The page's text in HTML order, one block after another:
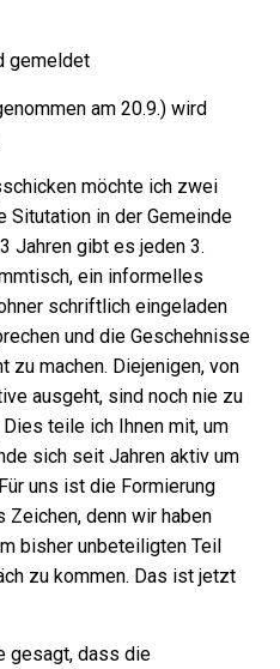
gemeldet
am 20.9.) wird
möchte ich zwei
Situtation in der Gemeinde
Jahren gibt es jeden 3.
ein informelles
schriftlich eingeladen
und die Geschehnisse
zu machen. Diejenigen, von
ausgeht, sind noch nie zu
teile ich Ihnen mit, um
sich seit Jahren aktiv um
uns ist die Formierung
denn wir haben
bisher unbeteiligten Teil
zu kommen. Das ist jetzt
gesagt, dass die